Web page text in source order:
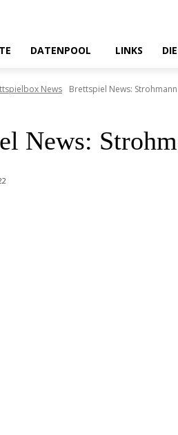
DATENPOOL LINKS
News Brettspiel News:
News: